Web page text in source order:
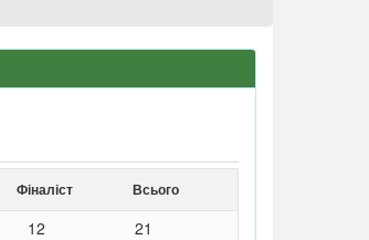
Фіналіст Всього
12
21